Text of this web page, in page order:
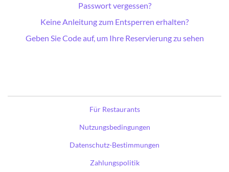
Passwort vergessen?
Keine Anleitung zum Entsperren erhalten?
Geben Sie Code auf, um Ihre Reservierung zu sehen
Für Restaurants
Nutzungsbedingungen
Datenschutz-Bestimmungen
Zahlungspolitik